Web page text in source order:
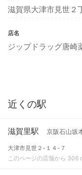
滋賀県大津市見世２
店名
ジップドラッグ唐崎
近くの駅
滋賀里駅 京阪石山坂
大津市見世２-１４-７
このページの店舗から 306